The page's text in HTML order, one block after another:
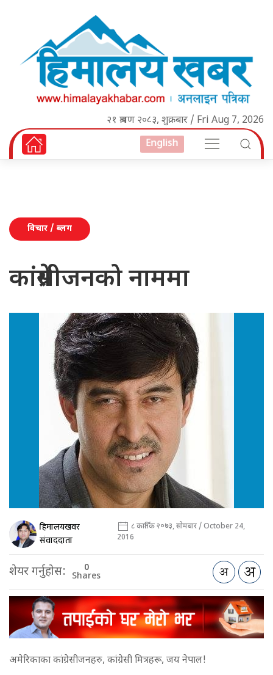
२१ श्रावण २०८३, शुक्रबार / Fri Aug 7, 2026
English
विचार / ब्लग
कांग्रेसीजनको नाममा
हिमालयखवर
संवाददाता
८ कार्तिक २०७३, सोमबार / October 24,
2016
शेयर गर्नुहोस: 0
Shares
अमेरिकाका कांग्रेसीजनहरु, कांग्रेसी मित्रहरू, जय नेपाल!